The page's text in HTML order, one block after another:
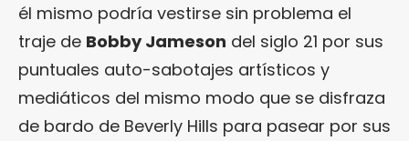
él mismo podría vestirse sin problema el
traje de Bobby Jameson del siglo 21 por sus
puntuales auto-sabotajes artísticos y
mediáticos del mismo modo que se disfraza
de bardo de Beverly Hills para pasear por sus